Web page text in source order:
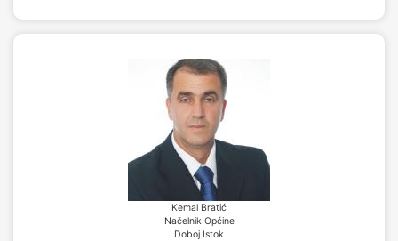
Kemal Bratić
Načelnik Općine
Doboj Istok